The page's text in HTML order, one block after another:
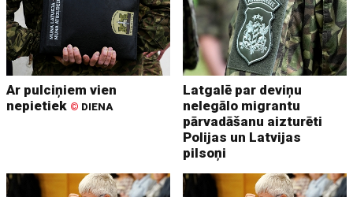
Ar pulciņiem vien
nepietiek © DIENA
Latgalē par deviņu
nelegālo migrantu
pārvadāšanu aizturēti
Polijas un Latvijas
pilsoņi